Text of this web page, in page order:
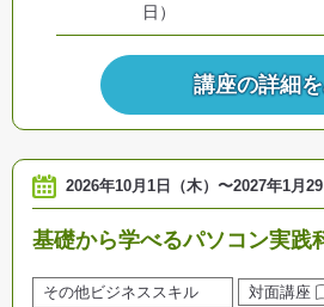
日）
講座の詳細
2026年10月1日（木） 〜2027年1月29
基礎から学べるパソコン実践
その他ビジネススキル 対面講座